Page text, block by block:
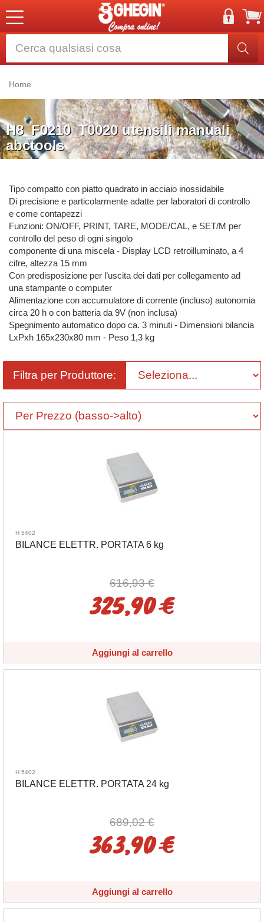
Home
H8_F0210_T0020 utensili manuali
abctools
Tipo compatto con piatto quadrato in acciaio inossidabile
Di precisione e particolarmente adatte per laboratori di controllo
e come contapezzi
Funzioni: ON/OFF, PRINT, TARE, MODE/CAL, e SET/M per
controllo del peso di ogni singolo
componente di una miscela - Display LCD retroilluminato, a 4
cifre, altezza 15 mm
Con predisposizione per l’uscita dei dati per collegamento ad
una stampante o computer
Alimentazione con accumulatore di corrente (incluso) autonomia
circa 20 h o con batteria da 9V (non inclusa)
Spegnimento automatico dopo ca. 3 minuti - Dimensioni bilancia
LxPxh 165x230x80 mm - Peso 1,3 kg
Filtra per Produttore:
H 5402
BILANCE ELETTR. PORTATA 6 kg
616,93 €
325,90 €
Aggiungi al carrello
H 5402
BILANCE ELETTR. PORTATA 24 kg
689,02 €
363,90 €
Aggiungi al carrello